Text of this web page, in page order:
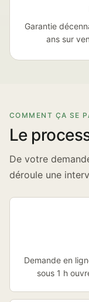
Garantie
ans sur
COMMENT ÇA SE
Le
De votre
déroule une
Demande en
sous 1 h